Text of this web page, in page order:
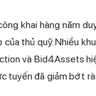
khai hàng năm
thủ quỹ. Nhiều
và Bid4Assets
tuyến đã giảm bớt